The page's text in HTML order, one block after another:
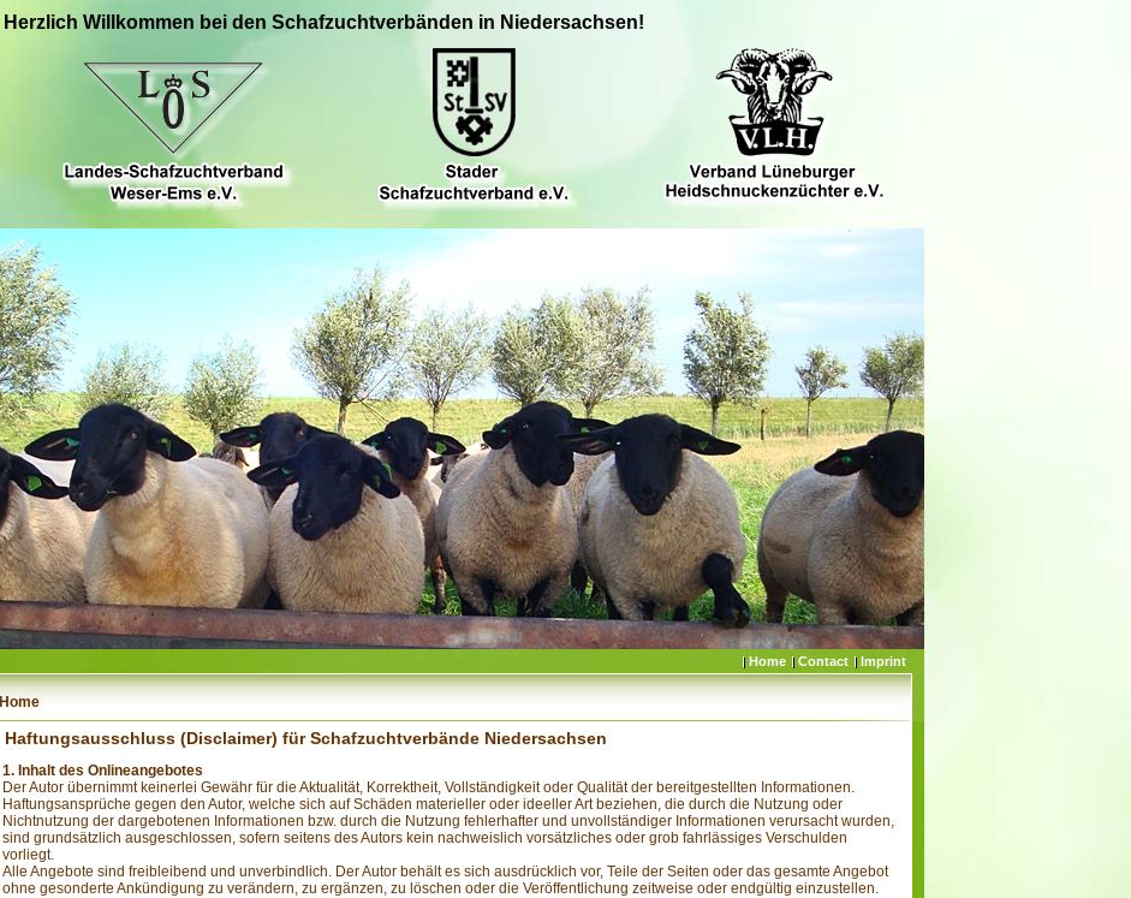
Herzlich Willkommen bei den Schafzuchtverbänden in Niedersachsen!
Imprint
Contact
Home
Home
Haftungsausschluss (Disclaimer) für Schafzuchtverbände Niedersachsen
1. Inhalt des Onlineangebotes
Der Autor übernimmt keinerlei Gewähr für die Aktualität, Korrektheit, Vollständigkeit oder Qualität der bereitgestellten Informationen.
Haftungsansprüche gegen den Autor, welche sich auf Schäden materieller oder ideeller Art beziehen, die durch die Nutzung oder
Nichtnutzung der dargebotenen Informationen bzw. durch die Nutzung fehlerhafter und unvollständiger Informationen verursacht wurden,
sind grundsätzlich ausgeschlossen, sofern seitens des Autors kein nachweislich vorsätzliches oder grob fahrlässiges Verschulden
vorliegt.
Alle Angebote sind freibleibend und unverbindlich. Der Autor behält es sich ausdrücklich vor, Teile der Seiten oder das gesamte Angebot
ohne gesonderte Ankündigung zu verändern, zu ergänzen, zu löschen oder die Veröffentlichung zeitweise oder endgültig einzustellen.